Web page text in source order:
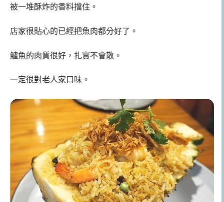
被一堆酥炸的香料擋住。
店家很貼心的已經把魚肉都分好了。
鱸魚的肉質很好，扎實不會散。
一定很對老人家口味。